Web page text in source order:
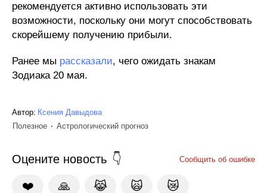
рекомендуется активно использовать эти
возможности, поскольку они могут способствовать
скорейшему получению прибыли.
Ранее мы рассказали, чего ожидать знакам
Зодиака 20 мая.
Автор: Ксения Давыдова
Полезное
Астрологический прогноз
Оцените новость Сообщить об ошибке
❤️ 🙏 😹 🙀 😿